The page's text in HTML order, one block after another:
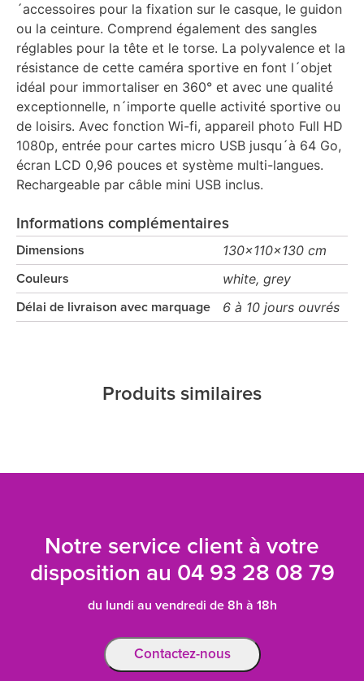
´accessoires pour la fixation sur le casque, le guidon
ou la ceinture. Comprend également des sangles
réglables pour la tête et le torse. La polyvalence et la
résistance de cette caméra sportive en font l´objet
idéal pour immortaliser en 360° et avec une qualité
exceptionnelle, n´importe quelle activité sportive ou
de loisirs. Avec fonction Wi-fi, appareil photo Full HD
1080p, entrée pour cartes micro USB jusqu´à 64 Go,
écran LCD 0,96 pouces et système multi-langues.
Rechargeable par câble mini USB inclus.
Informations complémentaires
Dimensions 130x110x130 cm
Couleurs white, grey
Délai de livraison avec marquage 6 à 10 jours ouvrés
Produits similaires
Notre service client à votre
disposition au 04 93 28 08 79
du lundi au vendredi de 8h à 18h
Contactez-nous